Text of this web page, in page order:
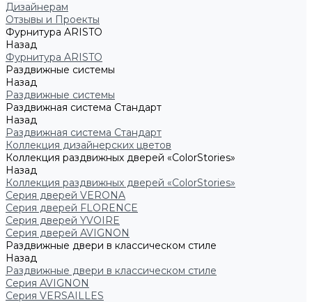
Дизайнерам
Отзывы и Проекты
Фурнитура ARISTO
Назад
Фурнитура ARISTO
Раздвижные системы
Назад
Раздвижные системы
Раздвижная система Стандарт
Назад
Раздвижная система Стандарт
Коллекция дизайнерских цветов
Коллекция раздвижных дверей «ColorStories»
Назад
Коллекция раздвижных дверей «ColorStories»
Серия дверей VERONA
Серия дверей FLORENCE
Серия дверей YVOIRE
Серия дверей AVIGNON
Раздвижные двери в классическом стиле
Назад
Раздвижные двери в классическом стиле
Серия AVIGNON
Серия VERSAILLES